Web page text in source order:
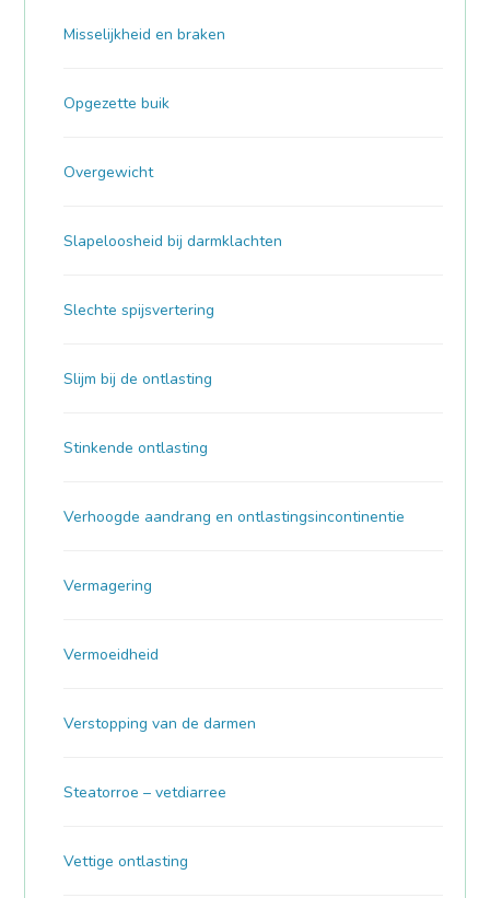
Misselijkheid en braken
Opgezette buik
Overgewicht
Slapeloosheid bij darmklachten
Slechte spijsvertering
Slijm bij de ontlasting
Stinkende ontlasting
Verhoogde aandrang en ontlastingsincontinentie
Vermagering
Vermoeidheid
Verstopping van de darmen
Steatorroe – vetdiarree
Vettige ontlasting